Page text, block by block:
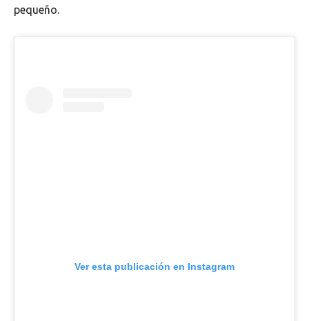
pequeño.
Ver esta publicación en Instagram